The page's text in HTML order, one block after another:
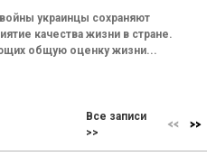
украинцы сохраняют
качества жизни в стране.
общую оценку жизни...
Все записи
>>